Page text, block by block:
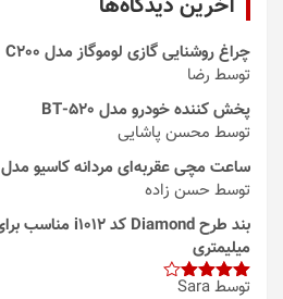
چراغ روشنایی گازی لوموگاز مدل C200
توسط رضا
پخش کننده خودرو مدل 520-BT
توسط محسن پاشایی
ساعت مچی عقربه‌ای مردانه کاسیو مدل GBA-800-1ADR
توسط حسن زاده
میلیمتری
امتیاز4 توسط Sara